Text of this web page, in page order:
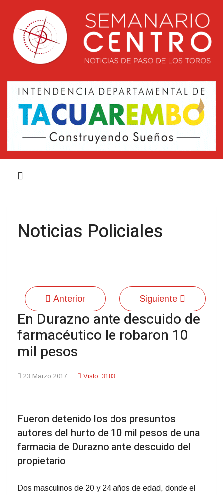
Noticias Policiales
Anterior Siguiente
En Durazno ante descuido de
farmacéutico le robaron 10
mil pesos
23 Marzo 2017 Visto: 3183
Fueron detenido los dos presuntos
autores del hurto de 10 mil pesos de una
farmacia de Durazno ante descuido del
propietario
Dos masculinos de 20 y 24 años de edad, donde el